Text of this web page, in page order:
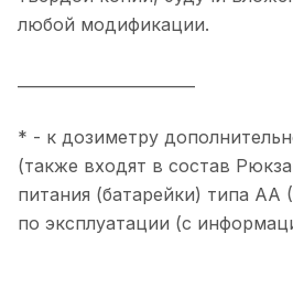
любой модификации.
* - к дозиметру
(также входят в состав
питания (батарейки) типа АА
по эксплуатации (с